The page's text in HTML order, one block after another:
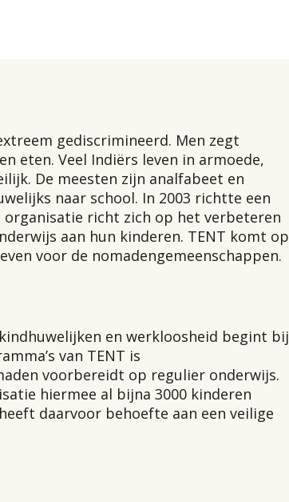
gediscrimineerd. Men zegt
eten. Veel Indiërs leven in armoede,
De meesten zijn analfabeet en
naar school. In 2003 richtte een
organisatie richt zich op het verbeteren
aan hun kinderen. TENT komt op
voor de nomadengemeenschappen.
en werkloosheid begint bij
van TENT is
voorbereidt op regulier onderwijs.
hiermee al bijna 3000 kinderen
daarvoor behoefte aan een veilige